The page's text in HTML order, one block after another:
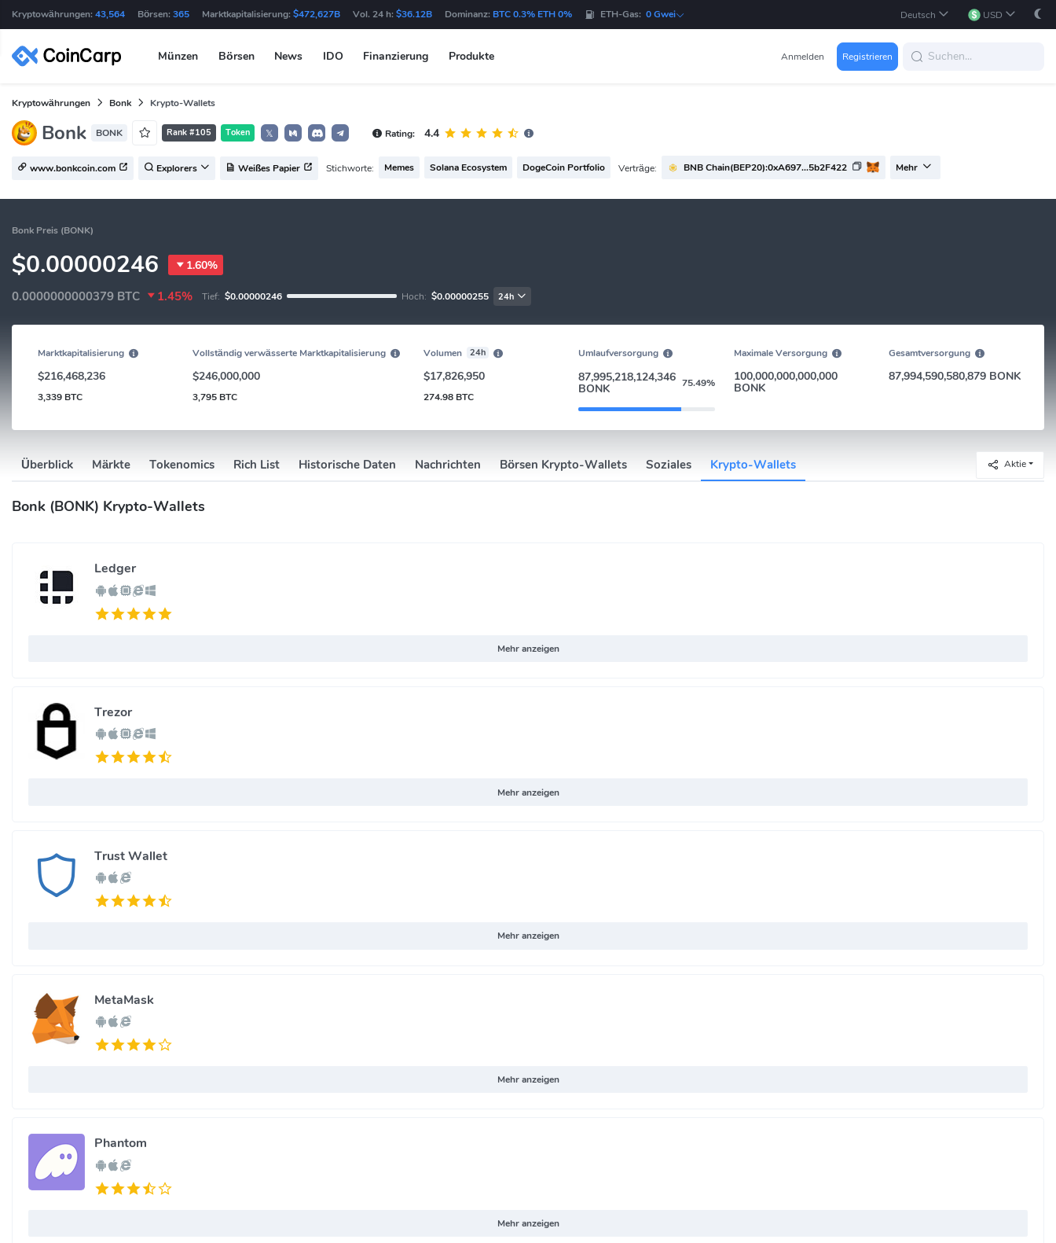
Kryptowährungen: 43,564 Börsen: 365 Marktkapitalisierung: $472,627B Vol. 24 h: $36.12B Dominanz: BTC 0.3% ETH 0% ETH-Gas: 0 Gwei Deutsch USD
Münzen Börsen News IDO Finanzierung Produkte Anmelden Registrieren
Kryptowährungen Bonk Krypto-Wallets
Bonk BONK Rank #105 Token 𝕏 Rating: 4.4
www.bonkcoin.com Explorers Weißes Papier Stichworte: Memes Solana Ecosystem DogeCoin Portfolio Verträge: BNB Chain(BEP20):0xA697...5b2F422 Mehr
Bonk Preis (BONK)
$0.00000246 1.60%
0.0000000000379 BTC 1.45% Tief: $0.00000246 Hoch: $0.00000255 24h
Marktkapitalisierung
$216,468,236
3,339 BTC
Vollständig verwässerte Marktkapitalisierung
$246,000,000
3,795 BTC
Volumen 24h
$17,826,950
274.98 BTC
Umlaufversorgung
87,995,218,124,346
BONK 75.49%
Maximale Versorgung
100,000,000,000,000
BONK
Gesamtversorgung
87,994,590,580,879 BONK
Überblick Märkte Tokenomics Rich List Historische Daten Nachrichten Börsen Krypto-Wallets Soziales Krypto-Wallets Aktie
Bonk (BONK) Krypto-Wallets
Ledger
Mehr anzeigen
Trezor
Mehr anzeigen
Trust Wallet
Mehr anzeigen
MetaMask
Mehr anzeigen
Phantom
Mehr anzeigen